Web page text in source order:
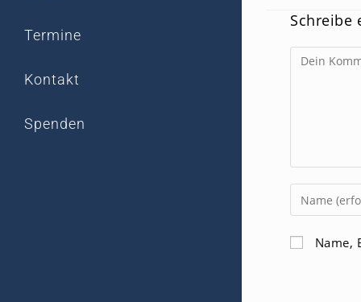
Termine
Kontakt
Spenden
Schreibe
Kommentar
Gib
deinen
Namen
oder
Name,